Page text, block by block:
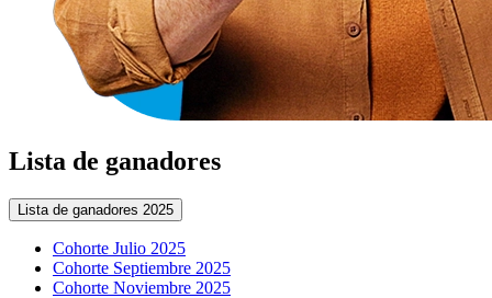
Lista de ganadores
Lista de ganadores 2025
Cohorte Julio 2025
Cohorte Septiembre 2025
Cohorte Noviembre 2025